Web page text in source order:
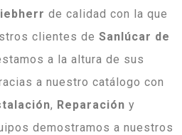
de calidad con la que
clientes de Sanlúcar de
a la altura de sus
a nuestro catálogo con
, Reparación y
demostramos a nuestros